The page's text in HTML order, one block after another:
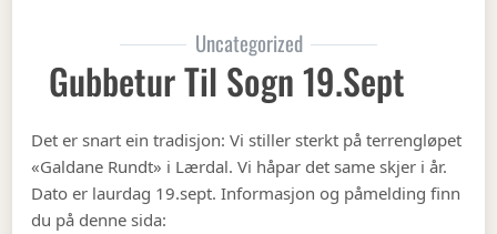
Uncategorized
Gubbetur Til Sogn 19.sept
Det er snart ein tradisjon: Vi stiller sterkt på terrengløpet
«Galdane Rundt» i Lærdal. Vi håpar det same skjer i år.
Dato er laurdag 19.sept. Informasjon og påmelding finn
du på denne sida: